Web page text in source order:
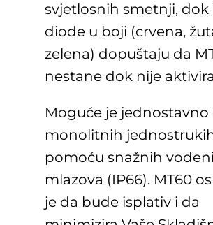
svjetlosnih smetnji, dok
diode u boji (crvena,
zelena) dopuštaju da
nestane dok nije
Moguće je jednostavno
monolitnih
pomoću snažnih
mlazova (IP66). MT60
je da bude isplativ i da